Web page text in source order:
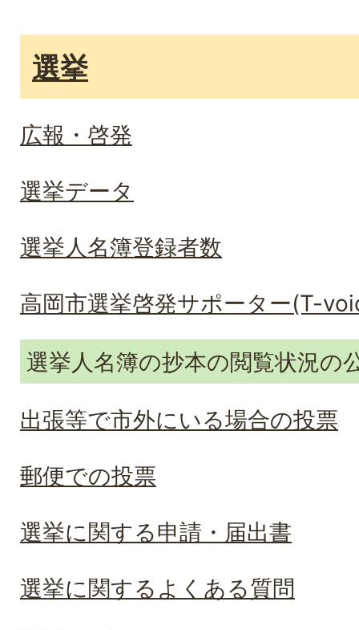
選挙
広報・啓発
選挙データ
選挙人名簿登録者数
高岡市選挙啓発サポーター(T-
選挙人名簿の抄本の閲覧状況の
出張等で市外にいる場合の投票
郵便での投票
選挙に関する申請・届出書
選挙に関するよくある質問